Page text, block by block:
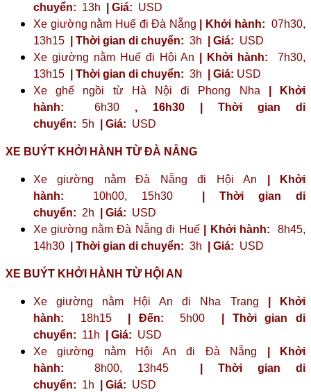
chuyển: 13h | Giá: USD
Xe giường nằm Huế đi Đà Nẵng
| Khởi hành: 07h30,
13h15
| Thời gian di chuyển: 3h | Giá: USD
Xe giường nằm Huế đi Hội An
| Khởi hành: 7h30,
13h15
| Thời gian di chuyển: 3h | Giá: USD
Xe ghế ngồi từ Hà Nội đi Phong Nha
| Khởi
hành: 6h30 , 16h30
| Thời gian di
chuyển: 5h | Giá: USD
XE BUÝT KHỞI HÀNH TỪ ĐÀ NẴNG
Xe giường nằm Đà Nẵng đi Hội An
| Khởi
hành: 10h00, 15h30
| Thời gian di
chuyển: 2h | Giá: USD
Xe giường nằm Đà Nẵng đi Huế
| Khởi hành: 8h45,
14h30
| Thời gian di chuyển: 3h | Giá: USD
XE BUÝT KHỞI HÀNH TỪ HỘI AN
Xe giường nằm Hội An đi Nha Trang
| Khởi
hành: 18h15 | Đến: 5h00
| Thời gian di
chuyển: 11h | Giá: USD
Xe giường nằm Hội An đi Đà Nẵng
| Khởi
hành: 8h00, 13h45
| Thời gian di
chuyển: 1h | Giá: USD